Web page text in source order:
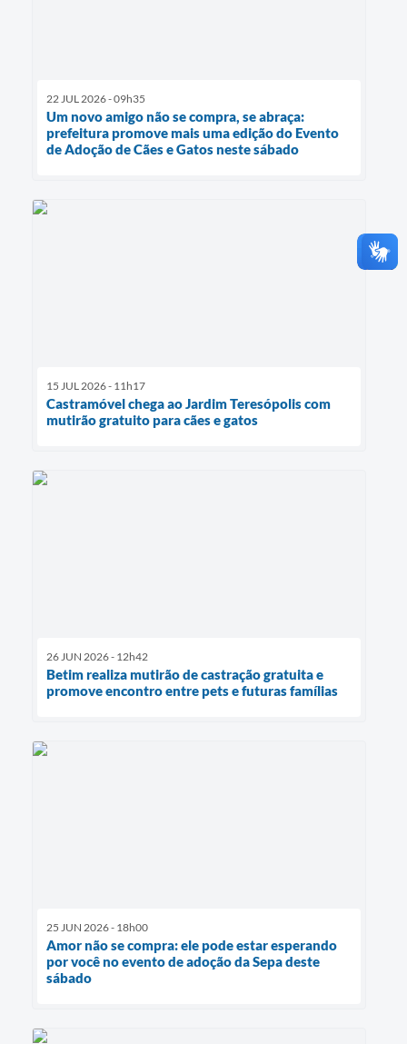
22 JUL 2026 - 09h35
Um novo amigo não se compra, se abraça:
prefeitura promove mais uma edição do Evento
de Adoção de Cães e Gatos neste sábado
15 JUL 2026 - 11h17
Castramóvel chega ao Jardim Teresópolis com
mutirão gratuito para cães e gatos
26 JUN 2026 - 12h42
Betim realiza mutirão de castração gratuita e
promove encontro entre pets e futuras famílias
25 JUN 2026 - 18h00
Amor não se compra: ele pode estar esperando
por você no evento de adoção da Sepa deste
sábado